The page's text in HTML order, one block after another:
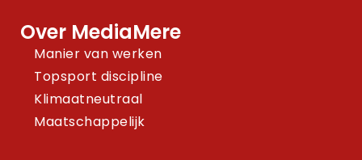
Over MediaMere
Manier van werken
Topsport discipline
Klimaatneutraal
Maatschappelijk